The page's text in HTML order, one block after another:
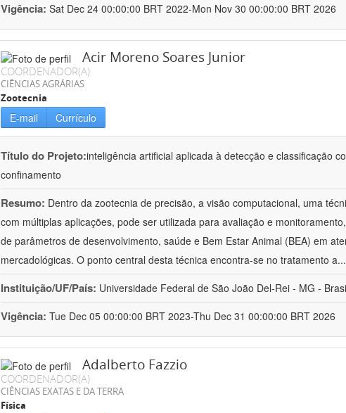
Vigência: Sat Dec 24 00:00:00 BRT 2022-Mon Nov 30 00:00:00 BRT 2026
Acir Moreno Soares Junior
COORDENADOR(A)
CIÊNCIAS AGRÁRIAS
Zootecnia
E-mail Currículo
Título do Projeto:inteligência artificial aplicada à detecção e classificação
confinamento
Resumo: Dentro da zootecnia de precisão, a visão computacional, uma
com múltiplas aplicações, pode ser utilizada para avaliação e
de parâmetros de desenvolvimento, saúde e Bem Estar Animal (BEA) em
mercadológicas. O ponto central desta técnica encontra-se no tratamento a...
Instituição/UF/País: Universidade Federal de São João Del-Rei - MG -
Vigência: Tue Dec 05 00:00:00 BRT 2023-Thu Dec 31 00:00:00 BRT 2026
Adalberto Fazzio
COORDENADOR(A)
CIÊNCIAS EXATAS E DA TERRA
Física